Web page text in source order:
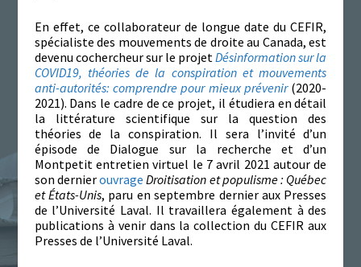
En effet, ce collaborateur de longue date du CEFIR,
spécialiste des mouvements de droite au Canada, est
devenu cochercheur sur le projetDésinformation sur la
COVID19, théories de la conspiration et mouvements
anti-autorités: comprendre pour mieux prévenir(2020-
2021). Dans le cadre de ce projet, il étudiera en détail
la littérature scientifique sur la question des
théories de la conspiration. Il sera l’invité d’un
épisode de Dialogue sur la recherche et d’un
Montpetit entretien virtuel le 7 avril 2021 autour de
son dernierouvrage Droitisation et populisme : Québec
et États-Unis, paru en septembre dernier aux Presses
de l’Université Laval. Il travaillera également à des
publications à venir dans la collection du CEFIR aux
Presses de l’Université Laval.